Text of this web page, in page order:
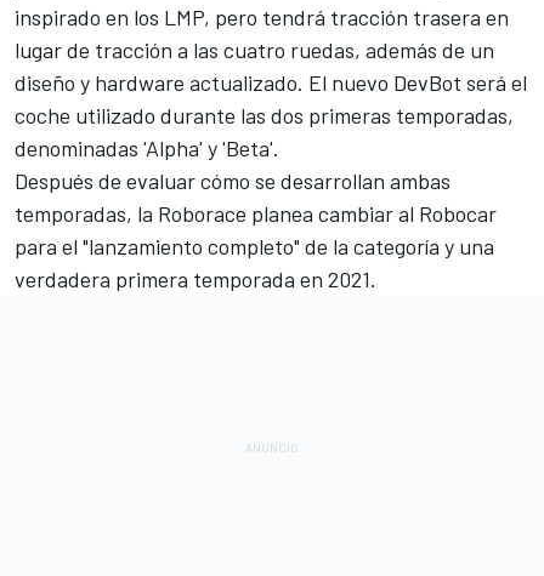
inspirado en los LMP, pero tendrá tracción trasera en
lugar de tracción a las cuatro ruedas, además de un
diseño y hardware actualizado. El nuevo DevBot será el
coche utilizado durante las dos primeras temporadas,
denominadas 'Alpha' y 'Beta'.
Después de evaluar cómo se desarrollan ambas
temporadas, la Roborace planea cambiar al Robocar
para el "lanzamiento completo" de la categoría y una
verdadera primera temporada en 2021.